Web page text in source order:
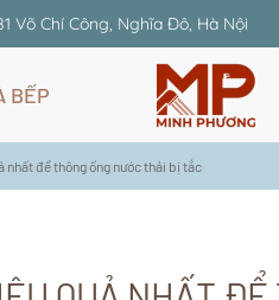
Võ Chí Công, Nghĩa Đô, Hà Nội
BẾP
nhất để thông ống nước thải bị tắc